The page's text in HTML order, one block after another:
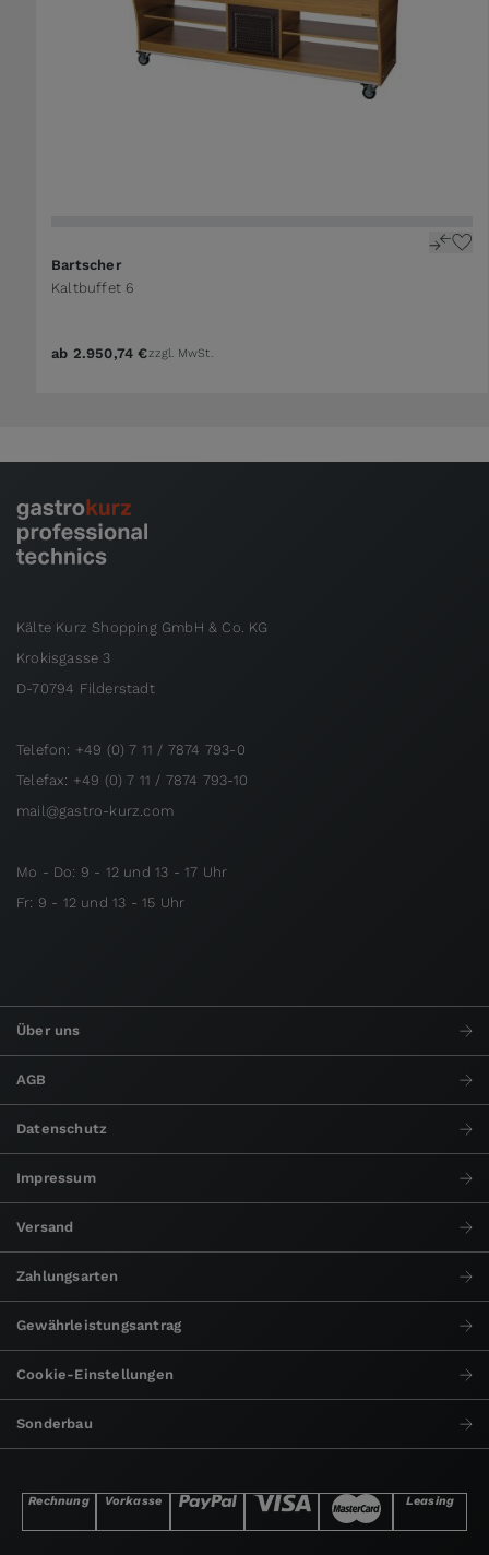
Bartscher
Kaltbuffet 6
ab 2.950,74 €zzgl. MwSt.
Kälte Kurz Shopping GmbH & Co. KG
Krokisgasse 3
D-70794 Filderstadt
Telefon: +49 (0) 7 11 / 7874 793-0
Telefax: +49 (0) 7 11 / 7874 793-10
mail@gastro-kurz.com
Mo - Do: 9 - 12 und 13 - 17 Uhr
Fr: 9 - 12 und 13 - 15 Uhr
Über uns
AGB
Datenschutz
Impressum
Versand
Zahlungsarten
Gewährleistungsantrag
Cookie-Einstellungen
Sonderbau
Rechnung Vorkasse Leasing